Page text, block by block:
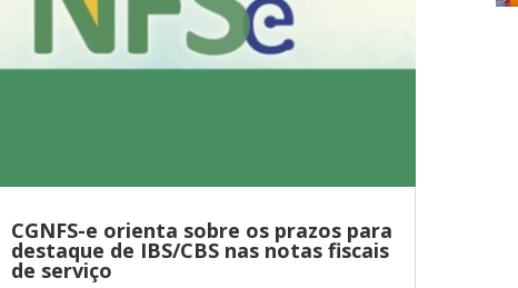
CGNFS-e orienta sobre os prazos para
destaque de IBS/CBS nas notas fiscais
de serviço